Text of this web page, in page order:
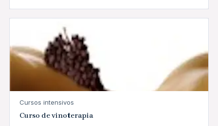
Cursos intensivos
Curso de vinoterapia